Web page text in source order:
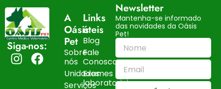
Siga-nos:
A
Oásis
Pet
Sobre
nós
Unidades
Serviços
Links
úteis
Blog
Fale
Conosco
Exames
laboratoriais
Newsletter
Mantenha-se informado
das novidades da Oásis
Pet!